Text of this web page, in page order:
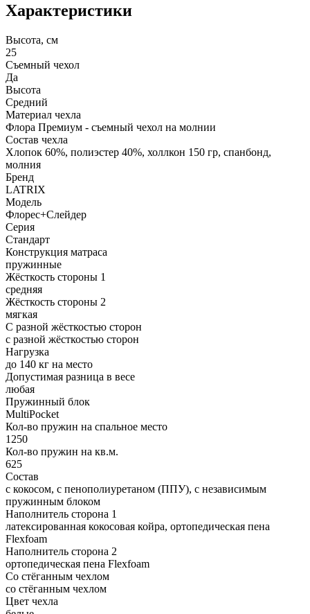
Характеристики
Высота, см
25
Съемный чехол
Да
Высота
Средний
Материал чехла
Флора Премиум - съемный чехол на молнии
Состав чехла
Хлопок 60%, полиэстер 40%, холлкон 150 гр, спанбонд,
молния
Бренд
LATRIX
Модель
Флорес+Слейдер
Серия
Стандарт
Конструкция матраса
пружинные
Жёсткость стороны 1
средняя
Жёсткость стороны 2
мягкая
С разной жёсткостью сторон
с разной жёсткостью сторон
Нагрузка
до 140 кг на место
Допустимая разница в весе
любая
Пружинный блок
MultiPocket
Кол-во пружин на спальное место
1250
Кол-во пружин на кв.м.
625
Состав
с кокосом, с пенополиуретаном (ППУ), с независимым
пружинным блоком
Наполнитель сторона 1
латексированная кокосовая койра, ортопедическая пена
Flexfoam
Наполнитель сторона 2
ортопедическая пена Flexfoam
Со стёганным чехлом
со стёганным чехлом
Цвет чехла